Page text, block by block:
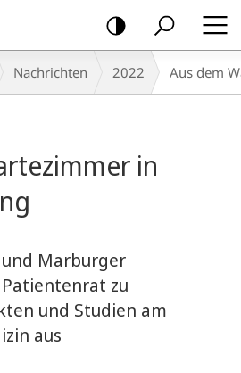
Nachrichten 2022 Aus dem
in
Marburger
zu
und Studien am
aus